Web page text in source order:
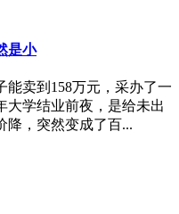
是小
能卖到158万元，采办了一
大学结业前夜，是给未出
降，突然变成了百...